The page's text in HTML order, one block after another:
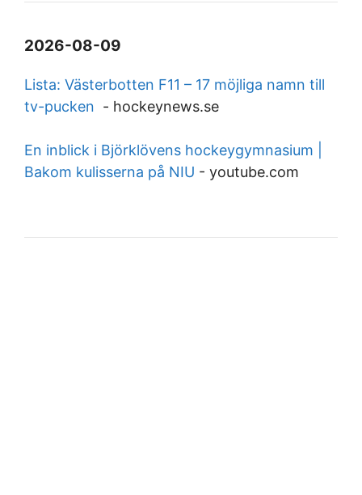
2026-08-09
Lista: Västerbotten F11 – 17 möjliga namn till
tv-pucken - hockeynews.se
En inblick i Björklövens hockeygymnasium |
Bakom kulisserna på NIU - youtube.com